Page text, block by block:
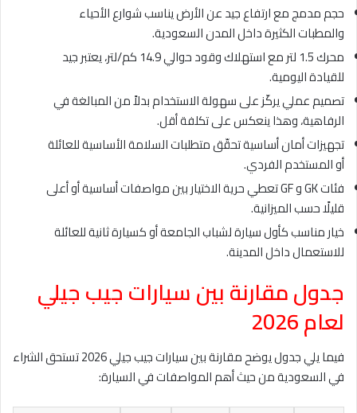
حجم مدمج مع ارتفاع جيد عن الأرض يناسب شوارع الأحياء
والمطبات الكثيرة داخل المدن السعودية.
محرك 1.5 لتر مع استهلاك وقود حوالي 14.9 كم/لتر، يعتبر جيد
للقيادة اليومية.
تصميم عملي يركّز على سهولة الاستخدام بدلاً من المبالغة في
الرفاهية، وهذا ينعكس على تكلفة أقل.
تجهيزات أمان أساسية تحقّق متطلبات السلامة الأساسية للعائلة
أو المستخدم الفردي.
فئات GK و GF تعطي حرية الاختيار بين مواصفات أساسية أو أعلى
قليلًا حسب الميزانية.
خيار مناسب كأول سيارة لشباب الجامعة أو كسيارة ثانية للعائلة
للاستعمال داخل المدينة.
جدول مقارنة بين سيارات جيب جيلي
لعام 2026
فيما يلي جدول يوضح مقارنة بين سيارات جيب جيلي 2026 تستحق الشراء
في السعودية من حيث أهم المواصفات في السيارة: